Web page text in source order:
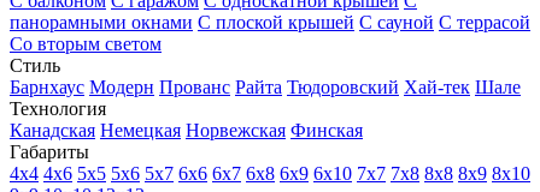
панорамными окнами С плоской крышей С сауной С террасой
Со вторым светом
Стиль
Барнхаус Модерн Прованс Райта Тюдоровский Хай-тек Шале
Технология
Канадская Немецкая Норвежская Финская
Габариты
4х4 4х6 5х5 5х6 5х7 6х6 6х7 6х8 6х9 6х10 7х7 7х8 8х8 8х9 8х10